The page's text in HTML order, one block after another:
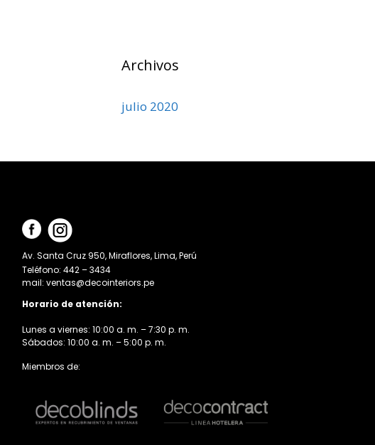
Archivos
julio 2020
Av. Santa Cruz 950, Miraflores, Lima, Perú
Teléfono: 442 – 3434
mail: ventas@decointeriors.pe
Horario de atención:
Lunes a viernes: 10:00 a. m. – 7:30 p. m.
Sábados: 10:00 a. m. – 5:00 p. m.
Miembros de: